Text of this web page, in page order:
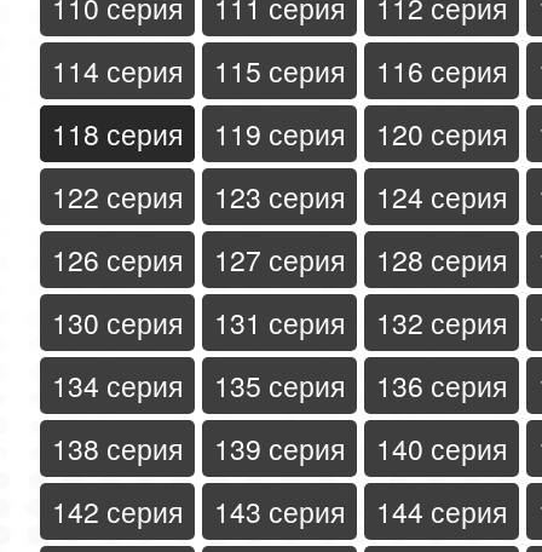
114 серия
115 серия 116 серия
118 серия
119 серия 120 серия
122 серия
123 серия 124 серия
126 серия
127 серия 128 серия
130 серия
131 серия 132 серия
134 серия
135 серия 136 серия
138 серия
139 серия 140 серия
142 серия
143 серия 144 серия